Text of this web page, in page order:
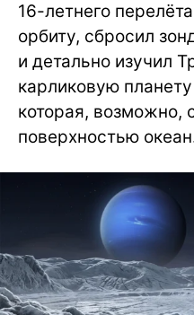
16-летнего
орбиту, сбросил
и детально изучил
карликовую
которая, возможно,
поверхностью